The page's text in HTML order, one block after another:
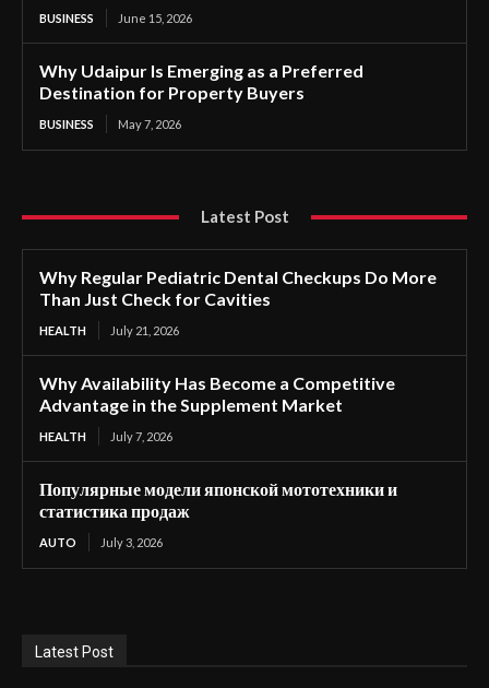
BUSINESS June 15, 2026
Why Udaipur Is Emerging as a Preferred
Destination for Property Buyers
BUSINESS May 7, 2026
Latest Post
Why Regular Pediatric Dental Checkups Do More
Than Just Check for Cavities
HEALTH July 21, 2026
Why Availability Has Become a Competitive
Advantage in the Supplement Market
HEALTH July 7, 2026
Популярные модели японской мототехники и
статистика продаж
AUTO July 3, 2026
Latest Post